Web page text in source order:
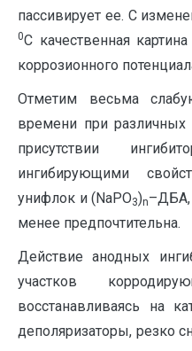
пассивирует ее. С
0С качественная
коррозионного
Отметим весьма
времени при различных
присутствии
ингибирующими
унифлок и (NaPO3)n–ДБА,
менее предпочтительна.
Действие анодных
участков
восстанавливаясь на
деполяризаторы, резко